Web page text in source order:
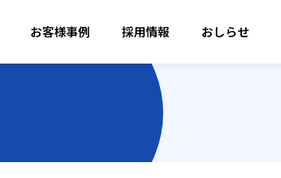
お客様事例 採用情報 おしらせ